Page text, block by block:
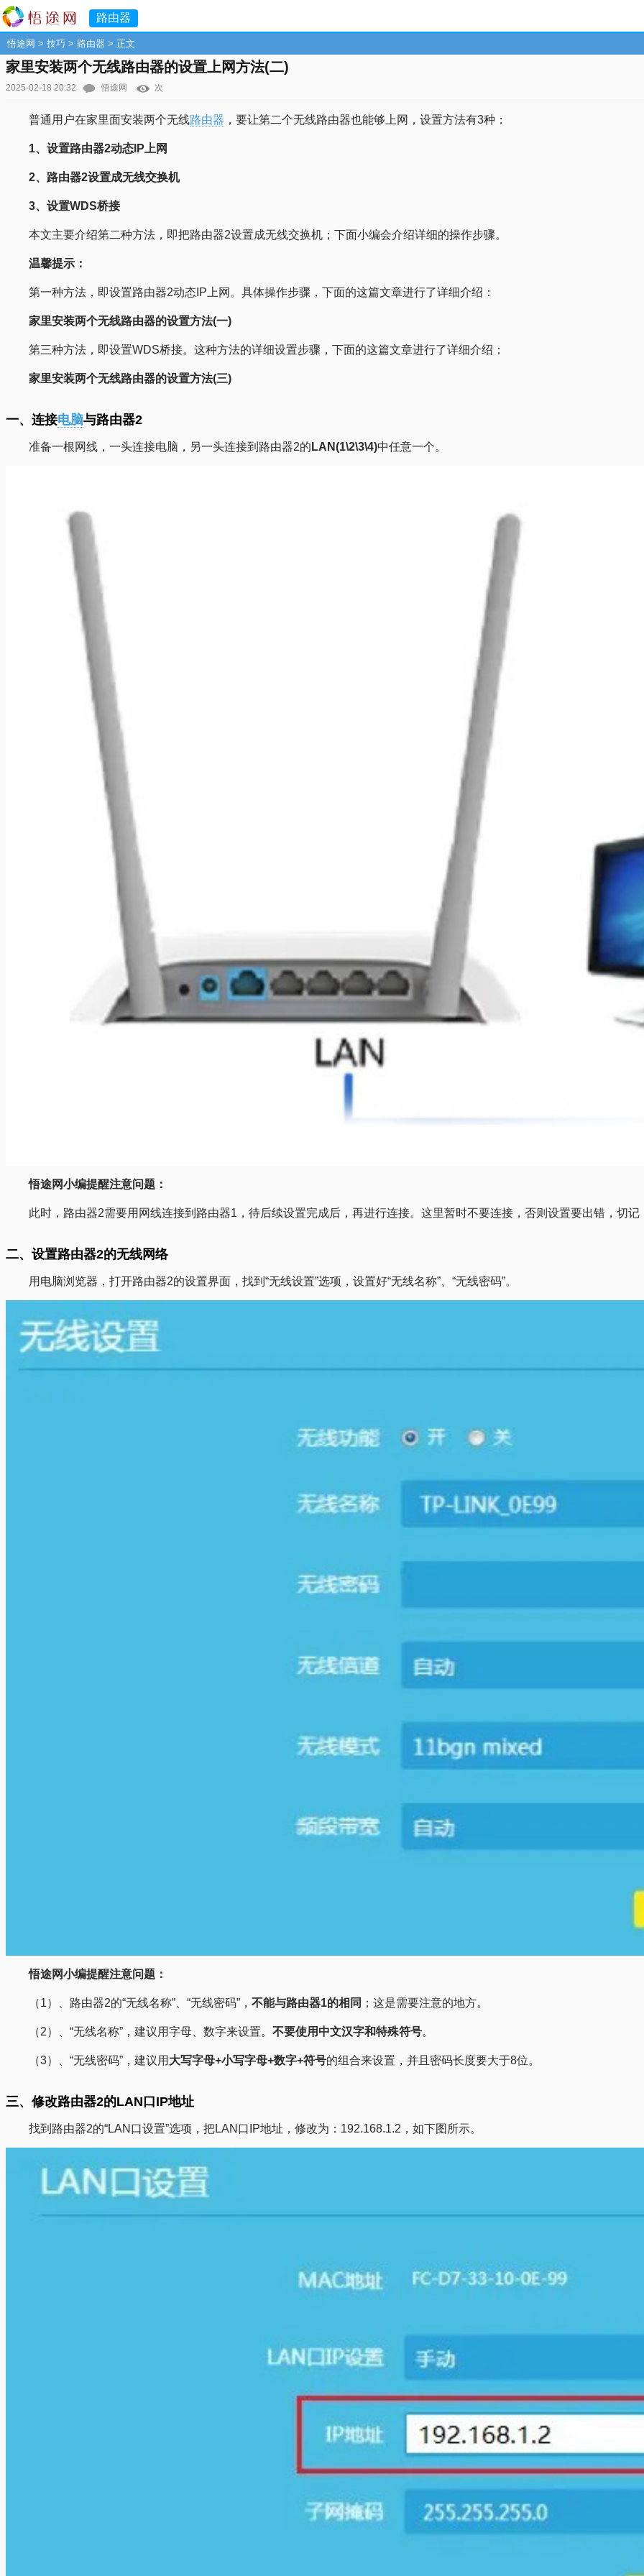
路由器
悟途网 > 技巧 > 路由器 > 正文
家里安装两个无线路由器的设置上网方法(二)
2025-02-18 20:32 悟途网 次
普通用户在家里面安装两个无线路由器 ，要让第二个无线路由器也能够上网，设置方法有3种：
1、设置路由器2动态IP上网
2、路由器2设置成无线交换机
3、设置WDS桥接
本文主要介绍第二种方法，即把路由器2设置成无线交换机；下面小编会介绍详细的操作步骤。
温馨提示：
第一种方法，即设置路由器2动态IP上网。具体操作步骤，下面的这篇文章进行了详细介绍：
家里安装两个无线路由器的设置方法(一)
第三种方法，即设置WDS桥接。这种方法的详细设置步骤，下面的这篇文章进行了详细介绍：
家里安装两个无线路由器的设置方法(三)
一、连接电脑与路由器2
准备一根网线，一头连接电脑，另一头连接到路由器2的 LAN(1\2\3\4)中任意一个。
悟途网小编提醒注意问题：
此时，路由器2需要用网线连接到路由器1，待后续设置完成后，再进行连接。这里暂时不要连接，否则设置要出错，切记
二、设置路由器2的无线网络
用电脑浏览器，打开路由器2的设置界面，找到“无线设置”选项，设置好“无线名称”、“无线密码”。
悟途网小编提醒注意问题：
（1）、路由器2的“无线名称”、“无线密码”， 不能与路由器1的相同 ；这是需要注意的地方。
（2）、“无线名称”，建议用字母、数字来设置。 不要使用中文汉字和特殊符号。
（3）、“无线密码”，建议用 大写字母+小写字母+数字+符号的组合来设置，并且密码长度要大于8位。
三、修改路由器2的LAN口IP地址
找到路由器2的“LAN口设置”选项，把LAN口IP地址，修改为：192.168.1.2，如下图所示。